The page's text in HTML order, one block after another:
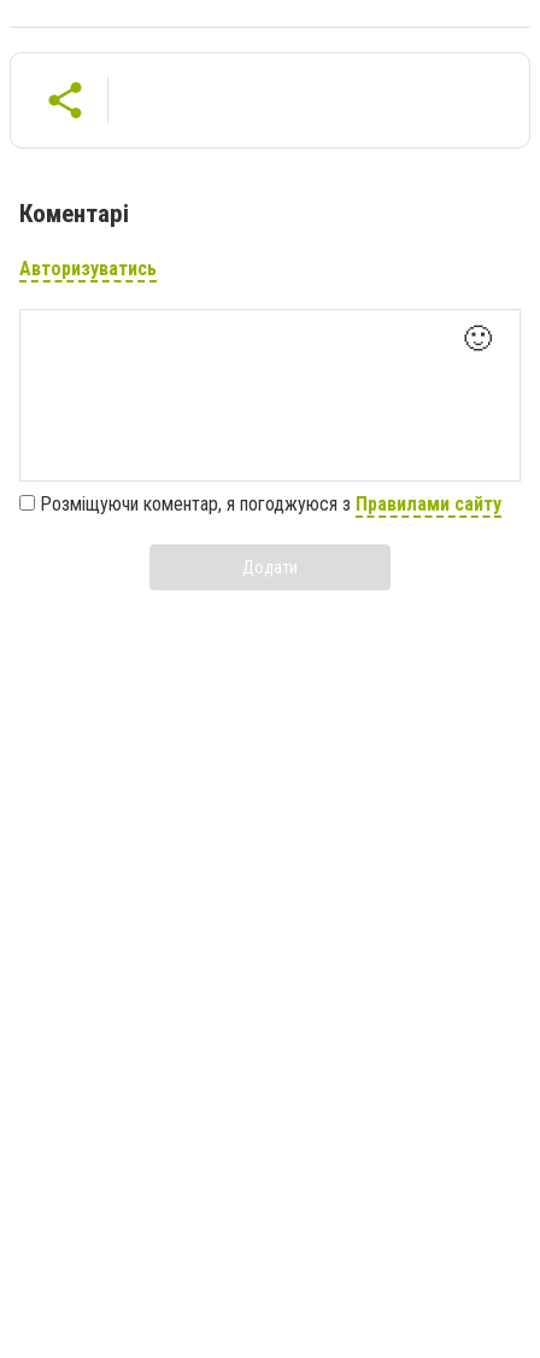
Коментарі
Авторизуватись
🙂
Розміщуючи коментар, я погоджуюся з Правилами сайту
Додати